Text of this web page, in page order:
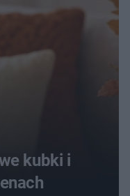
kubki i